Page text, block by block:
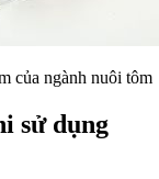
của ngành nuôi tôm
sử dụng